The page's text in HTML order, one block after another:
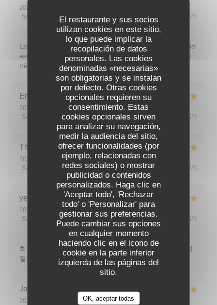
El restaurante y sus socios
utilizan cookies en este sitio,
lo que puede implicar la
recopilación de datos
personales. Las cookies
denominadas «necesarias»
son obligatorias y se instalan
por defecto. Otras cookies
opcionales requieren su
consentimiento. Estas
cookies opcionales sirven
para analizar su navegación,
medir la audiencia del sitio,
ofrecer funcionalidades (por
ejemplo, relacionadas con
redes sociales) o mostrar
publicidad o contenidos
personalizados. Haga clic en
'Aceptar todo', 'Rechazar
todo' o 'Personalizar' para
gestionar sus preferencias.
Puede cambiar sus opciones
en cualquier momento
haciendo clic en el icono de
cookie en la parte inferior
izquierda de las páginas del
sitio.
OK, aceptar todas
2026-08-03
Servicio
Ambiente: 5/5 Menú: 5/5 Calidad / Precio 5/5
Excellent ! Tout est délicieux, bien présentés, le personnel
est vraiment au top : accueillant, souriant, attentionné et
très professionnel. Je recommande sans hésiter !
Emilie
2026-08-05
- 20:30 - Invitados 2
Servicio
Ambiente: 5/5 Menú : 5/5 Calidad / Precio 5/5
Theo
2026-08-01
- 19:00 - Invitados 2
Servicio
Ambiente: 5/5 Menú: 5 /5 Calidad / Precio 5/5
yeonghun
2026-08-03
- 19:00 - Invitados 4
Servicio
/5 Ambiente: 5/5 Menú: 5/5 Calidad / Precio 5/5
최고의 분위기, 최고의 맛, 프랑스어가 서툴지만 서버가 친
절함
Jackie
2026-07-31
- 19:00 - Invitados 2